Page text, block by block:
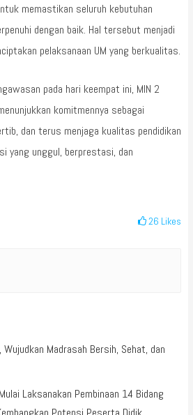
memastikan seluruh kebutuhan
dengan baik. Hal tersebut menjadi
pelaksanaan UM yang berkualitas.
pada hari keempat ini, MIN 2
komitmennya sebagai
dan terus menjaga kualitas pendidikan
yang unggul, berprestasi, dan
26 Likes
Madrasah Bersih, Sehat, dan
Laksanakan Pembinaan 14 Bidang